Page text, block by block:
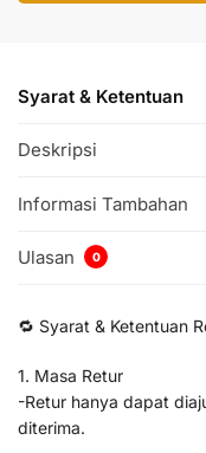
Syarat & Ketentuan
Deskripsi
Informasi Tambahan
Ulasan 0
🔁 Syarat & Ketentuan
1. Masa Retur
-Retur hanya dapat
diterima.